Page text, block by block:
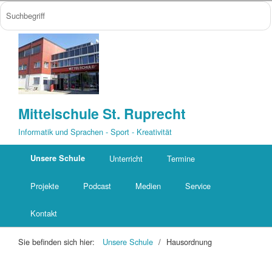
Mittelschule St. Ruprecht
Informatik und Sprachen - Sport - Kreativität
Unsere Schule Unterricht Termine
Projekte Podcast Medien Service
Kontakt
Sie befinden sich hier: Unsere Schule / Hausordnung